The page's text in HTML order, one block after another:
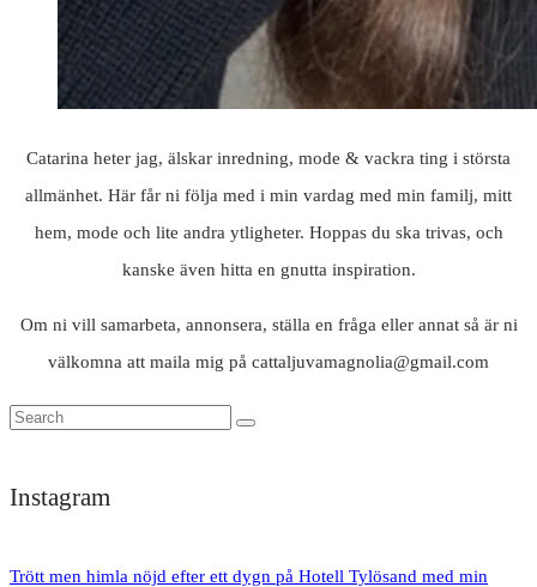
Catarina heter jag, älskar inredning, mode & vackra ting i största
allmänhet. Här får ni följa med i min vardag med min familj, mitt
hem, mode och lite andra ytligheter. Hoppas du ska trivas, och
kanske även hitta en gnutta inspiration.
Om ni vill samarbeta, annonsera, ställa en fråga eller annat så är ni
välkomna att maila mig på cattaljuvamagnolia@gmail.com
Instagram
Trött men himla nöjd efter ett dygn på Hotell Tylösand med min